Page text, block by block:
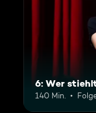
6: Wer
140 Min.